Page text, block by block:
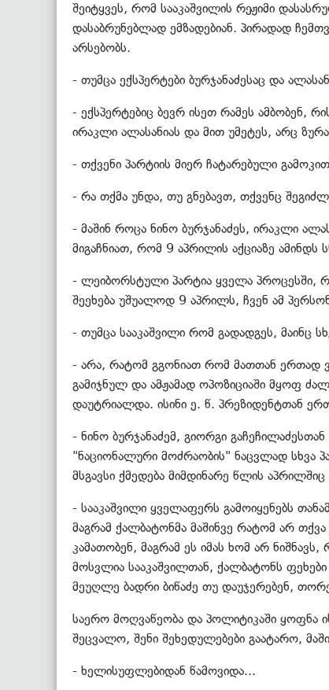
შეიტყვეს, რომ სააკაშვილის რეჟიმი
დასაბრუნებლად ემზადებიან. პირადად
არსებობს.
- თუმცა ექსპერტები ბურჯანაძესაც და
- ექსპერტებიც ბევრ ისეთ რამეს ამბობენ,
ირაკლი ალასანიას და მით უმეტეს, არც
- თქვენი პარტიის მიერ ჩატარებული
- რა თქმა უნდა, თუ გნებავთ, თქვენც
- მაშინ როცა ნინო ბურჯანაძეს, ირაკლი
მიგაჩნიათ, რომ 9 აპრილის აქციაზე ამინდს
- ლეიბორსტული პარტია ყველა პროცესში,
შეეხება უშუალოდ 9 აპრილს, ჩვენ ამ
- თუმცა სააკაშვილი რომ გადადგეს, მაინც
- არა, რატომ გგონიათ რომ მათთან ერთად
გამიჯნულ და ამჟამად ოპოზიციაში მყოფ
დაუტრიალდა. ისინი ე. წ. პრეზიდენტთან
- ნინო ბურჯანაძემ, გიორგი
"ნაციონალური მოძრაობის" ნაცვლად სხვა
მსგავსი ქმედება მიმდინარე წლის
- სააკაშვილი ყველაფერს გამოიყენებს
მაგრამ ქალბატონმა მაშინვე რატომ არ
კამათობენ, მაგრამ ეს იმას ხომ არ
მოსვლია სააკაშვილთან, ქალბატონს ფეხები
მეუღლე ბადრი ბიწაძე თუ დაუჯერებენ,
საერო მოღვაწეობა და პოლიტიკაში ყოფნა
შეცვალო, შენი შეხედულებები გაატარო,
- ხელისუფლებიდან წამოვიდა...